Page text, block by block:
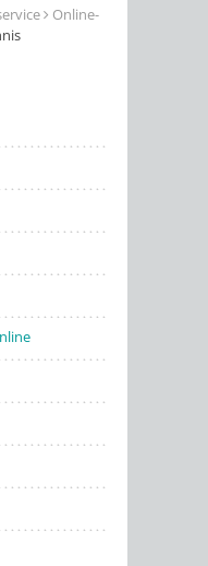
Online-